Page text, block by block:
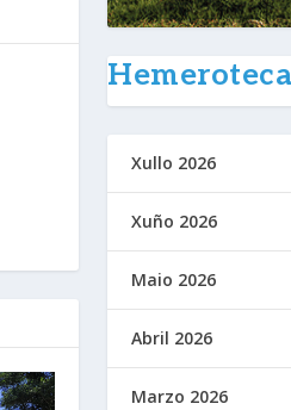
Xullo 2026
Xuño 2026
Maio 2026
Abril 2026
Marzo 2026